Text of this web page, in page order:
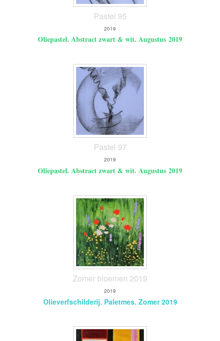
Pastel 95
2019
Oliepastel. Abstract zwart & wit. Augustus 2019
Pastel 97
2019
Oliepastel. Abstract zwart & wit. Augustus 2019
Zomer bloemen 2019
2019
Olieverfschilderij. Paletmes. Zomer 2019